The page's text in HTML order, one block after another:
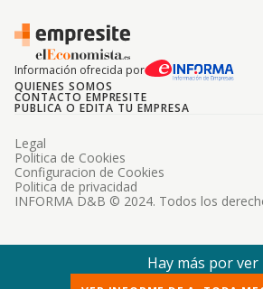
Información ofrecida por
QUIENES SOMOS
CONTACTO EMPRESITE
PUBLICA O EDITA TU EMPRESA
INFORMA D&B © 2024. Todos los
Legal
Politica de Cookies
Configuracion de Cookies
Politica de privacidad
Hay más por ver